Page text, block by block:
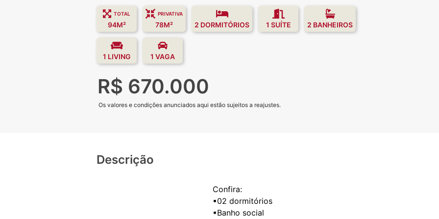
TOTAL
94M²
PRIVATIVA
78M² 2 DORMITÓRIOS 1 SUÍTE 2 BANHEIROS
1 LIVING 1 VAGA
R$ 670.000
Os valores e condições anunciados aqui estão sujeitos a reajustes.
Descrição
Confira:
▪02 dormitórios
▪Banho social